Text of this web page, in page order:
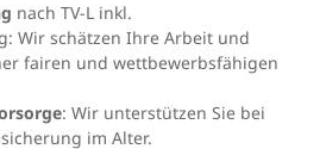
nach TV-L inkl.
Wir schätzen Ihre Arbeit und
fairen und wettbewerbsfähigen
: Wir unterstützen Sie bei
im Alter.